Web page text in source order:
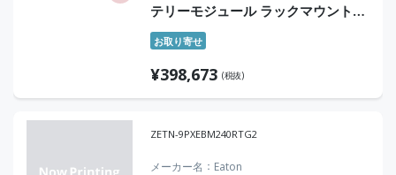
テリーモジュール ラックマウント型
オンサイト3年保証付
お取り寄せ
¥398,673 (税抜)
ZETN-9PXEBM240RTG2
メーカー名 Eaton